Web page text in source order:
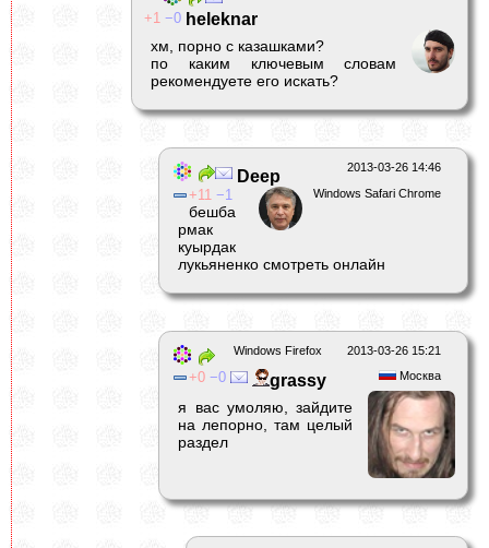
1 0 heleknar
хм, порно с казашками?
по каким ключевым словам
рекомендуете его искать?
2013-03-26 14:46
Windows Safari Chrome
11 1
Deep
бешба
рмак
куырдак
лукьяненко смотреть онлайн
2013-03-26 15:21
Windows Firefox
Москва
0 0 grassy
я вас умоляю, зайдите
на лепорно, там целый
раздел